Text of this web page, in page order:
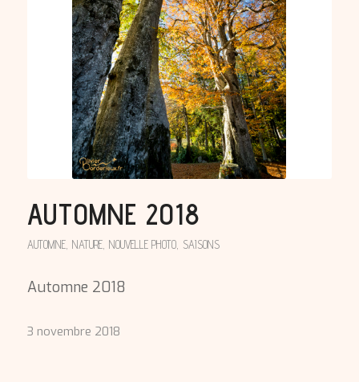
AUTOMNE 2018
AUTOMNE, NATURE, NOUVELLE PHOTO, SAISONS
Automne 2018
3 novembre 2018